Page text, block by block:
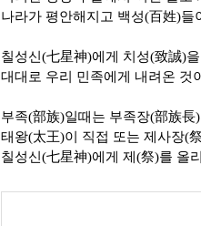
나라가 평안해지고 백성(百姓)
칠성신(七星神)에게 치성(致誠)
대대로 우리 민족에게 내려온 것
부족(部族)일때는 부족장(部族
태왕(太王)이 직접 또는 제사장(
칠성신(七星神)에게 제(祭)를 올